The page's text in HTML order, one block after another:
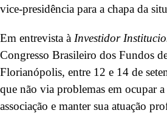
vice-presidência para a chapa da
Em entrevista à Investidor
Congresso Brasileiro dos Fundos
Florianópolis, entre 12 e 14 de
que não via problemas em ocupar
associação e manter sua atuação